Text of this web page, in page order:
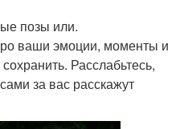
позы или.
ваши эмоции, моменты и
Расслабьтесь,
за вас расскажут